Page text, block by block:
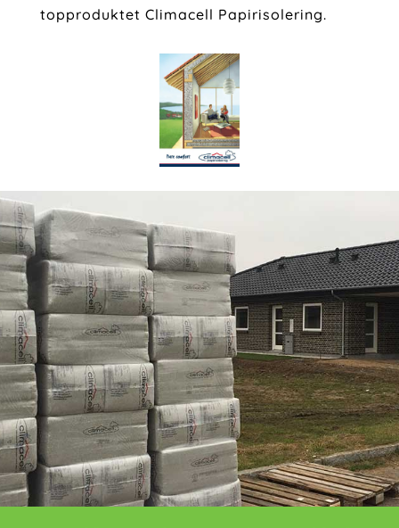
topproduktet Climacell Papirisolering.